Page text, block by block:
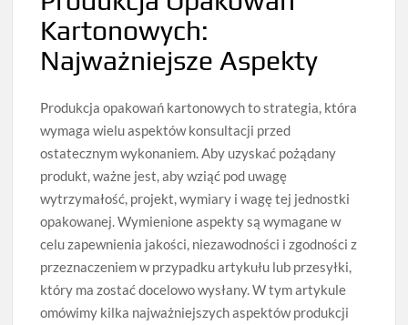
Kartonowych:
Najważniejsze Aspekty
Produkcja opakowań kartonowych to strategia, która
wymaga wielu aspektów konsultacji przed
ostatecznym wykonaniem. Aby uzyskać pożądany
produkt, ważne jest, aby wziąć pod uwagę
wytrzymałość, projekt, wymiary i wagę tej jednostki
opakowanej. Wymienione aspekty są wymagane w
celu zapewnienia jakości, niezawodności i zgodności z
przeznaczeniem w przypadku artykułu lub przesyłki,
który ma zostać docelowo wysłany. W tym artykule
omówimy kilka najważniejszych aspektów produkcji